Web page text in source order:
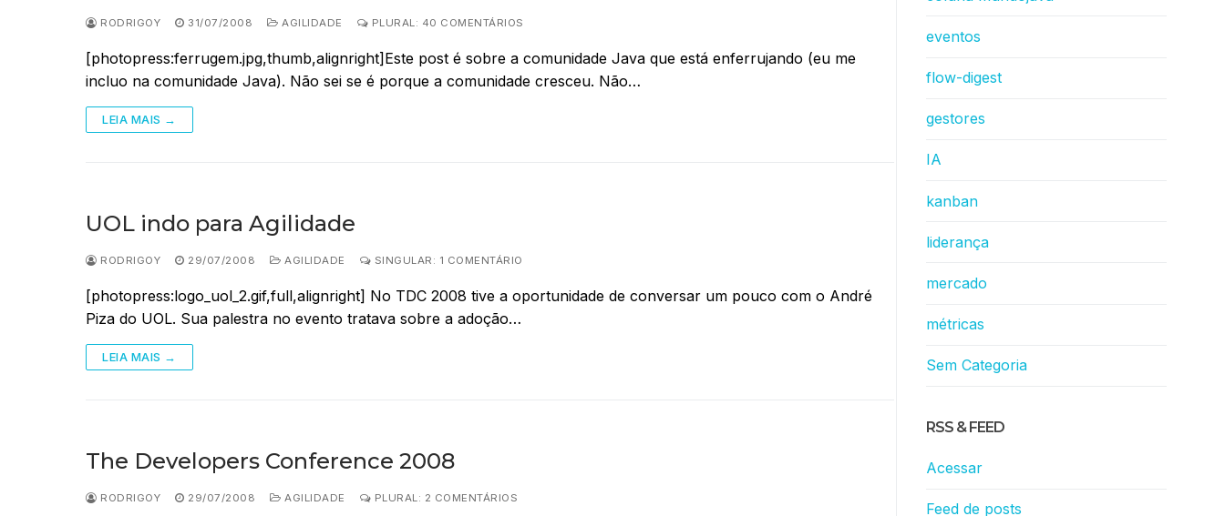
RODRIGOY 31/07/2008 AGILIDADE PLURAL: 40 COMENTÁRIOS
[photopress:ferrugem.jpg,thumb,alignright]Este post é sobre a comunidade Java que está enferrujando (eu me
incluo na comunidade Java). Não sei se é porque a comunidade cresceu. Não…
LEIA MAIS →
UOL indo para Agilidade
RODRIGOY 29/07/2008 AGILIDADE SINGULAR: 1 COMENTÁRIO
[photopress:logo_uol_2.gif,full,alignright] No TDC 2008 tive a oportunidade de conversar um pouco com o André
Piza do UOL. Sua palestra no evento tratava sobre a adoção…
LEIA MAIS →
The Developers Conference 2008
RODRIGOY 29/07/2008 AGILIDADE PLURAL: 2 COMENTÁRIOS
eventos
flow-digest
gestores
IA
kanban
liderança
mercado
métricas
Sem Categoria
RSS & FEED
Acessar
Feed de posts